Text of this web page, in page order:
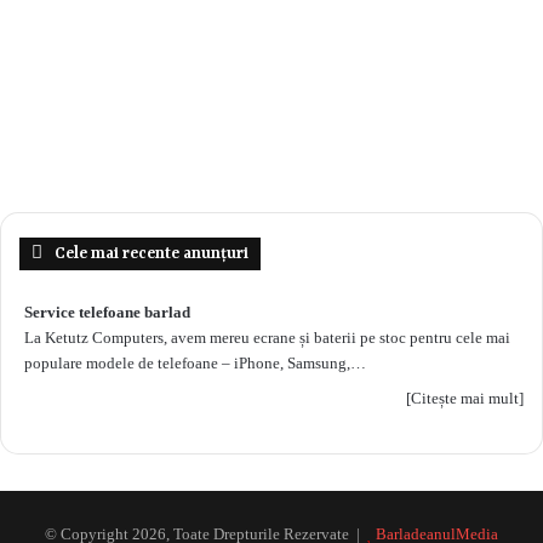
Cele mai recente anunțuri
Service telefoane barlad
La Ketutz Computers, avem mereu ecrane și baterii pe stoc pentru cele mai
populare modele de telefoane – iPhone, Samsung,…
[Citește mai mult]
© Copyright 2026, Toate Drepturile Rezervate | BarladeanulMedia